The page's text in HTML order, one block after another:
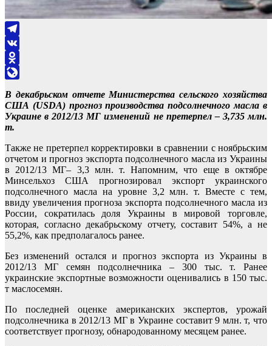
Telegram
VK
Odnoklassniki
В декабрьском отчете Министерства сельского хозяйства
США (USDA) прогноз производства подсолнечного масла в
Украине в 2012/13 МГ изменений не претерпел – 3,735 млн.
т.
Также не претерпел корректировки в сравнении с ноябрьским
отчетом и прогноз экспорта подсолнечного масла из Украины
в 2012/13 МГ– 3,3 млн. т. Напомним, что еще в октябре
Минсельхоз США прогнозировал экспорт украинского
подсолнечного масла на уровне 3,2 млн. т. Вместе с тем,
ввиду увеличения прогноза экспорта подсолнечного масла из
России, сократилась доля Украины в мировой торговле,
которая, согласно декабрьскому отчету, составит 54%, а не
55,2%, как предполагалось ранее.
Без изменений остался и прогноз экспорта из Украины в
2012/13 МГ семян подсолнечника – 300 тыс. т. Ранее
украинские экспортные возможности оценивались в 150 тыс.
т маслосемян.
По последней оценке американских экспертов, урожай
подсолнечника в 2012/13 МГ в Украине составит 9 млн. т, что
соответствует прогнозу, обнародованному месяцем ранее.